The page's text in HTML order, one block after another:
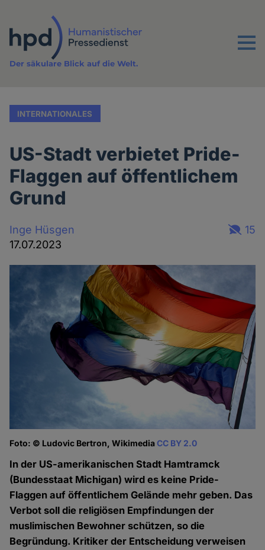
Inhalt
Menu
Der säkulare Blick auf die Welt.
INTERNATIONALES
US-Stadt verbietet Pride-
Flaggen auf öffentlichem
Grund
Inge Hüsgen
17.07.2023
15
Foto: © Ludovic Bertron, WikimediaCC BY 2.0
In der US-amerikanischen Stadt Hamtramck
(Bundesstaat Michigan) wird es keine Pride-
Flaggen auf öffentlichem Gelände mehr geben. Das
Verbot soll die religiösen Empfindungen der
muslimischen Bewohner schützen, so die
Begründung. Kritiker der Entscheidung verweisen